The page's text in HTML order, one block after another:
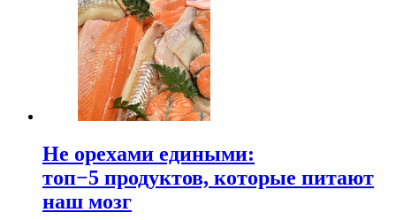
Не орехами едиными:
топ−5 продуктов, которые питают
наш мозг